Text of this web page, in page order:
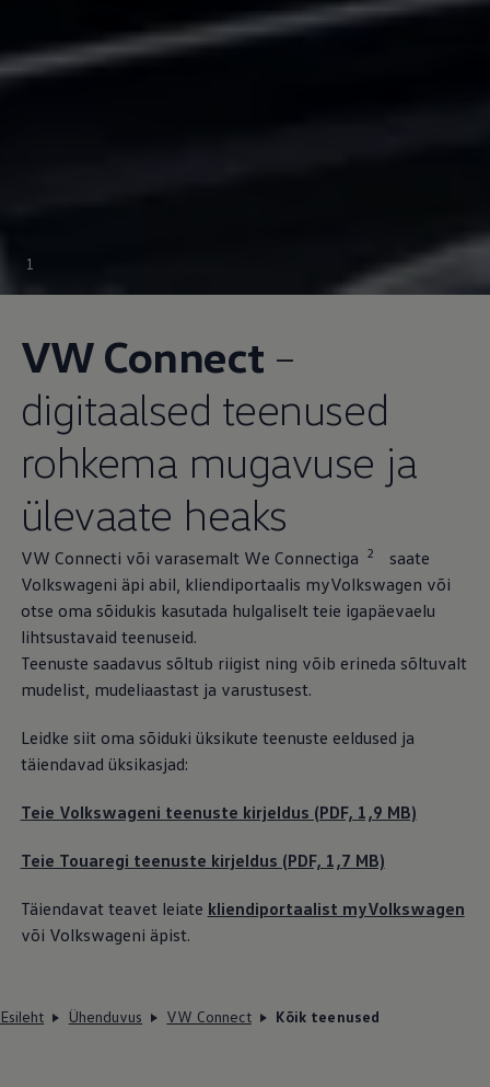
1
VW Connect –
digitaalsed teenused
rohkema mugavuse ja
ülevaate heaks
VW Connecti või varasemalt We Connectiga 2
saate
Volkswageni äpi abil, kliendiportaalis myVolkswagen või
otse oma sõidukis kasutada hulgaliselt teie igapäevaelu
lihtsustavaid teenuseid.
Teenuste saadavus sõltub riigist ning võib erineda sõltuvalt
mudelist, mudeliaastast ja varustusest.
Leidke siit oma sõiduki üksikute teenuste eeldused ja
täiendavad üksikasjad:
Teie Volkswageni teenuste kirjeldus (PDF, 1,9 MB)
Teie Touaregi teenuste kirjeldus (PDF, 1,7 MB)
Täiendavat teavet leiate kliendiportaalist myVolkswagen
või Volkswageni äpist.
Esileht Ühenduvus VW Connect Kõik teenused